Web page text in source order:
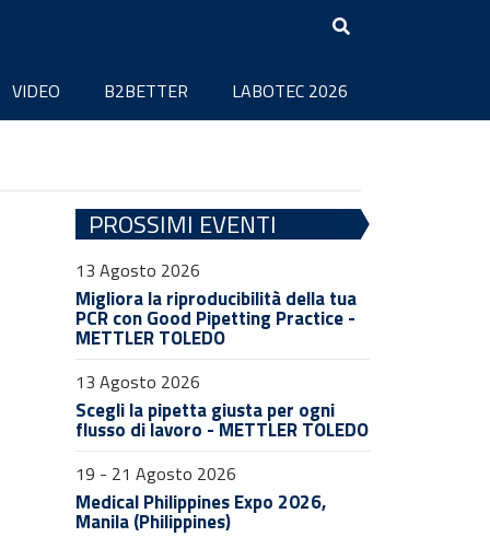
VIDEO B2BETTER LABOTEC 2026
PROSSIMI EVENTI
13 Agosto 2026
Migliora la riproducibilità della tua
PCR con Good Pipetting Practice -
METTLER TOLEDO
13 Agosto 2026
Scegli la pipetta giusta per ogni
flusso di lavoro - METTLER TOLEDO
19 - 21 Agosto 2026
Medical Philippines Expo 2026,
Manila (Philippines)